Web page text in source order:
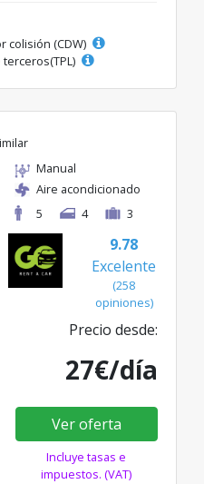
colisión (CDW)
Manual
Aire acondicionado
5
4 3
9.78
Excelente
(258
opiniones)
Precio desde:
27€/día
Ver oferta
Incluye tasas e
impuestos. (VAT)